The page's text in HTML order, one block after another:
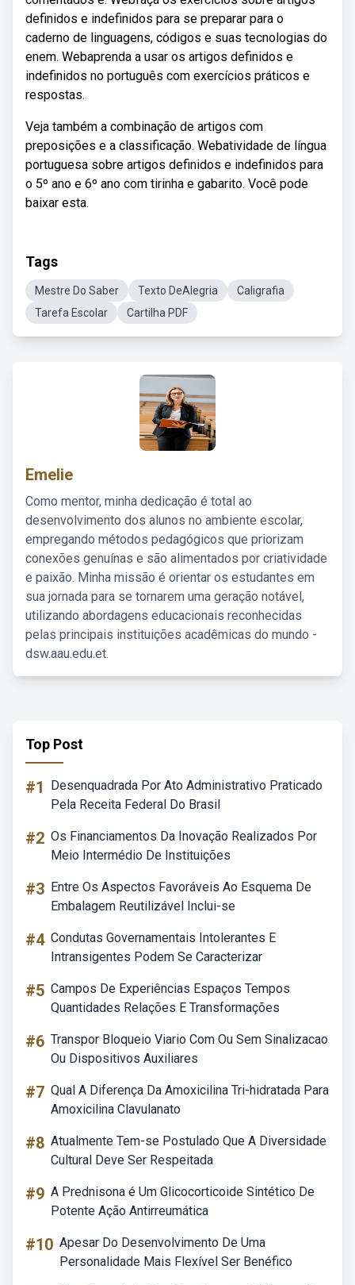
definidos e indefinidos para se preparar para o
caderno de linguagens, códigos e suas tecnologias do
enem. Webaprenda a usar os artigos definidos e
indefinidos no português com exercícios práticos e
respostas.
Veja também a combinação de artigos com
preposições e a classificação. Webatividade de língua
portuguesa sobre artigos definidos e indefinidos para
o 5º ano e 6º ano com tirinha e gabarito. Você pode
baixar esta.
Tags
Mestre Do Saber Texto DeAlegria
Caligrafia
Tarefa Escolar
Cartilha PDF
Emelie
Como mentor, minha dedicação é total ao
desenvolvimento dos alunos no ambiente escolar,
empregando métodos pedagógicos que priorizam
conexões genuínas e são alimentados por criatividade
e paixão. Minha missão é orientar os estudantes em
sua jornada para se tornarem uma geração notável,
utilizando abordagens educacionais reconhecidas
pelas principais instituições acadêmicas do mundo -
dsw.aau.edu.et.
Top Post
#1
Desenquadrada Por Ato Administrativo Praticado
Pela Receita Federal Do Brasil
#2 Os Financiamentos Da Inovação Realizados Por
Meio Intermédio De Instituições
#3 Entre Os Aspectos Favoráveis Ao Esquema De
Embalagem Reutilizável Inclui-se
#4 Condutas Governamentais Intolerantes E
Intransigentes Podem Se Caracterizar
#5 Campos De Experiências Espaços Tempos
Quantidades Relações E Transformações
#6 Transpor Bloqueio Viario Com Ou Sem Sinalizacao
Ou Dispositivos Auxiliares
#7 Qual A Diferença Da Amoxicilina Tri-hidratada Para
Amoxicilina Clavulanato
#8 Atualmente Tem-se Postulado Que A Diversidade
Cultural Deve Ser Respeitada
#9 A Prednisona é Um Glicocorticoide Sintético De
Potente Ação Antirreumática
#10 Apesar Do Desenvolvimento De Uma
Personalidade Mais Flexível Ser Benéfico